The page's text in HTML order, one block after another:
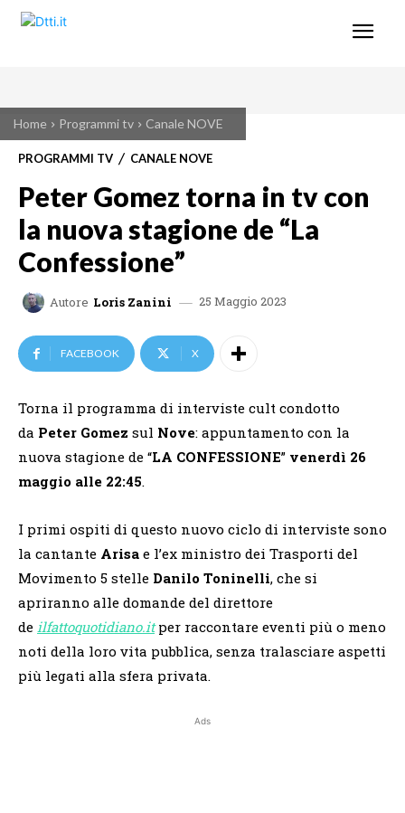
Home Programmi tv Canale NOVE
PROGRAMMI TV CANALE NOVE
Peter Gomez torna in tv con
la nuova stagione de “La
Confessione”
Autore Loris Zanini 25 Maggio 2023
FACEBOOK X
Torna il programma di interviste cult condotto
da Peter Gomez sul Nove: appuntamento con la
nuova stagione de “LA CONFESSIONE” venerdì 26
maggio alle 22:45.
I primi ospiti di questo nuovo ciclo di interviste sono
la cantante Arisa e l’ex ministro dei Trasporti del
Movimento 5 stelle Danilo Toninelli, che si
apriranno alle domande del direttore
de ilfattoquotidiano.itper raccontare eventi più o meno
noti della loro vita pubblica, senza tralasciare aspetti
più legati alla sfera privata.
Ads